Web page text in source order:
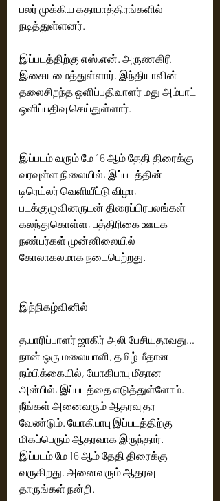
பலர் முக்கிய கதாபாத்திரங்களில்
நடித்துள்ளனர்.
இப்படத்திற்கு எஸ்.என். அருணகிரி
இசையமைத்துள்ளார். இந்தியாவின்
தலைசிறந்த ஒளிப்பதிவாளர் மது அம்பாட்
ஒளிப்பதிவு செய்துள்ளார்.
இப்படம் வரும் மே 16 ஆம் தேதி திரைக்கு
வரவுள்ள நிலையில், இப்படத்தின்
டிரெய்லர் வெளியீட்டு விழா,
படக்குழுவினருடன் திரைப்பிரபலங்கள்
கலந்துகொள்ள, பத்திரிகை ஊடக
நண்பர்கள் முன்னிலையில்
கோலாகலமாக நடைபெற்றது.
இந்நிகழ்வினில்
தயாரிப்பாளர் ஜாகிர் அலி பேசியதாவது…
நான் ஒரு மலையாளி, தமிழ் மீதான
நம்பிக்கையில், யோகிபாபு மீதான
அன்பில், இப்படத்தை எடுத்துள்ளோம்.
நீங்கள் அனைவரும் ஆதரவு தர
வேண்டும். யோகிபாபு இப்படத்திற்கு
மிகப்பெரும் ஆதரவாக இருந்தார்.
இப்படம் மே 16 ஆம் தேதி திரைக்கு
வருகிறது. அனைவரும் ஆதரவு
தாருங்கள் நன்றி.